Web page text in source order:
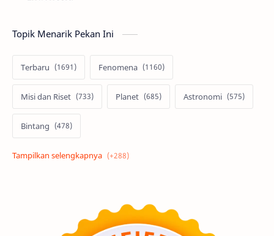
Topik Menarik Pekan Ini
Terbaru Fenomena
Misi dan Riset Planet Astronomi
Bintang
Alam semesta Galaksi
Tata Surya Hype